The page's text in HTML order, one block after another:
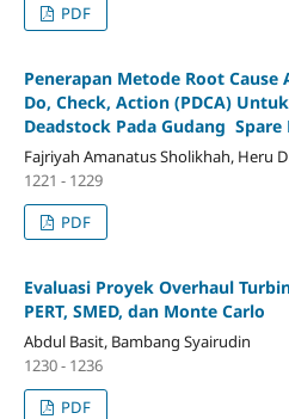
PDF
Penerapan Metode Root Cause
Do, Check, Action (PDCA)
Deadstock Pada Gudang Spare
Fajriyah Amanatus Sholikhah, Heru
1221 - 1229
PDF
Evaluasi Proyek Overhaul
PERT, SMED, dan Monte Carlo
Abdul Basit, Bambang Syairudin
1230 - 1236
PDF